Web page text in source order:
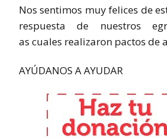
Nos sentimos muy felices de
respuesta de nuestros
as cuales realizaron pactos de
AYÚDANOS A AYUDAR